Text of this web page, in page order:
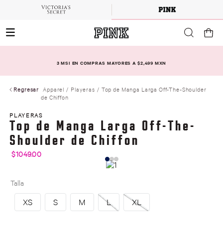
3 MSI EN COMPRAS MAYORES A $2,499 MXN
Regresar Apparel Playeras
Top de Manga Larga Off-The-Shoulder
de Chiffon
PLAYERAS
Top de Manga Larga Off-The-
Shoulder de Chiffon
$1049.00
Talla
XS S M L XL